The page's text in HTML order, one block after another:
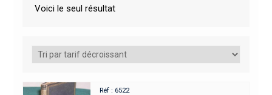
Voici le seul résultat
Réf : 6522